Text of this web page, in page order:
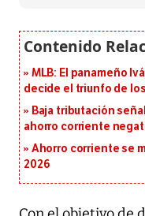
MLB: El panameño
decide el triunfo de
Baja tributación
ahorro corriente
Ahorro corriente se
2026